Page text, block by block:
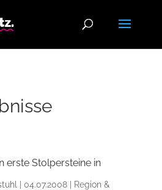
erste Stolpersteine in
04.07.2008|
Region &